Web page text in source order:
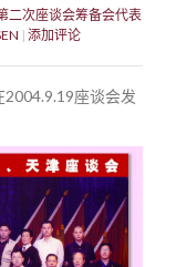
二次座谈会筹备会代表
添加评论
2004.9.19座谈会发